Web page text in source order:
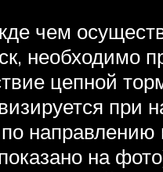
чем
необходимо
цепной
при
по направлению
на